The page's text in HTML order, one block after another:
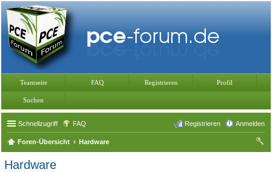
Teamseite FAQ Registrieren Profil
Suchen
Schnellzugriff FAQ Anmelden
Registrieren
Foren-Übersicht
Hardware
Hardware